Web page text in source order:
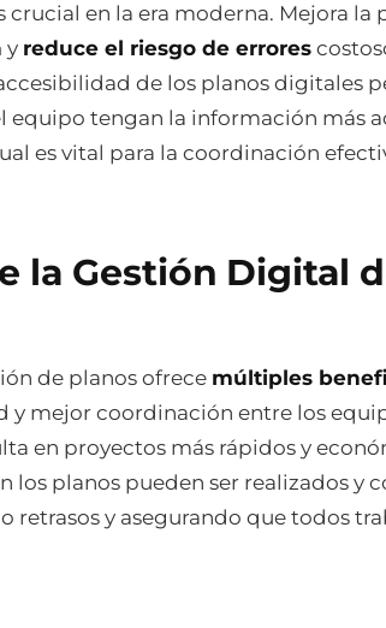
crucial en la era moderna. Mejora la
y reduce el riesgo de errores
de los planos digitales
equipo tengan la información más
es vital para la coordinación
la Gestión Digital
de planos ofrece múltiples
y mejor coordinación entre los
en proyectos más rápidos y
los planos pueden ser realizados y
retrasos y asegurando que todos